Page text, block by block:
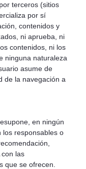
terceros (sitios
por sí
contenidos y
ni aprueba, ni
contenidos, ni los
ninguna naturaleza
asume de
de la navegación a
en ningún
los responsables o
las
que se ofrecen.